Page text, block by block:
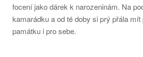
focení jako dárek k narozeninám. Na
kamarádku a od té doby si prý přála
památku i pro sebe.